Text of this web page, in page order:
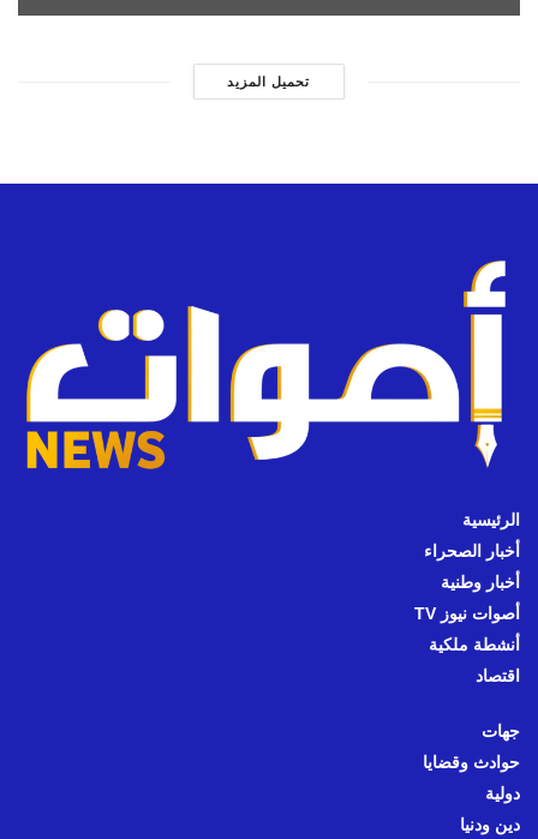
تحميل المزيد
الرئيسية
أخبار الصحراء
أخبار وطنية
أصوات نيوز TV
أنشطة ملكية
اقتصاد
جهات
حوادث وقضايا
دولية
دين ودنيا